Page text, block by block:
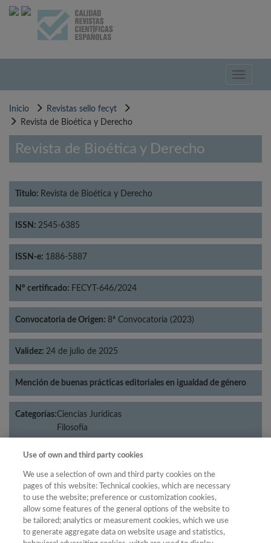
Pasar
Toggle
Inicio
Revistas sello fecyt
Revista de Bioética y Derecho
Revista de Bioética y Derecho
Título: Revista de Bioética y Derecho
ISSN: 2545-6385
ISSN-e: 1886-5887
Nº certificado: FECYT-646/2024
Convocatoria de Origen: 8ª Convocatoria (2023)
Validez: 24 de julio de 2025
Mención de buenas prácticas editoriales en igualdad de género
Categorías:Ciencias Jurídicas
Filosofía
Año
Año Filtrar
Use of own and third party cookies
We use a selection of own and third party cookies on the
pages of this website: Technical cookies, which are necessary
to use the website; preference or customization cookies,
allow some features of the general options of the website to
be tailored; analytics or measurement cookies, which we use
to generate aggregate data on website usage and statistics,